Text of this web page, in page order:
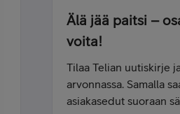
Älä jää paitsi –
voita!
Tilaa Telian uutiskirje
arvonnassa. Samalla
asiakasedut suoraan